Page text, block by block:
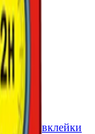
мл
для вклейки